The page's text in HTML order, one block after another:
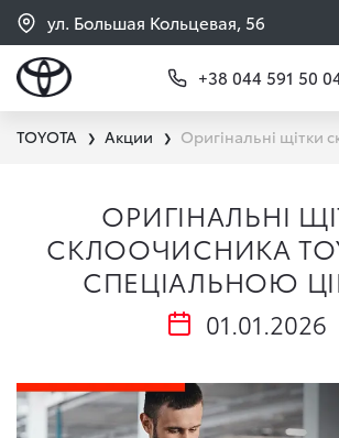
ул. Большая Кольцевая, 56
+38 044 591 50
TOYOTA ❯ Акции ❯ Оригінальні щітки
ОРИГІНАЛЬНІ
СКЛООЧИСНИКА
СПЕЦІАЛЬНОЮ
01.01.2026